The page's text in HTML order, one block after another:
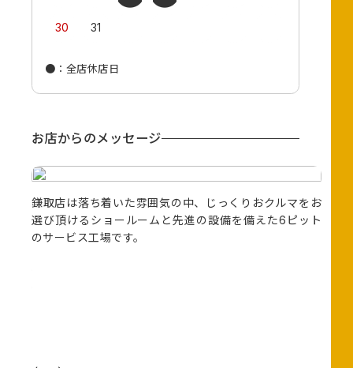
30 31
● ：全店休店日
お店からのメッセージ
店は落ち着いた雰囲気の中、じっくりおクルマをお
頂けるショールームと先進の設備を備えた6ピット
ービス工場です。
（アクセス）
道路・蘇我イ